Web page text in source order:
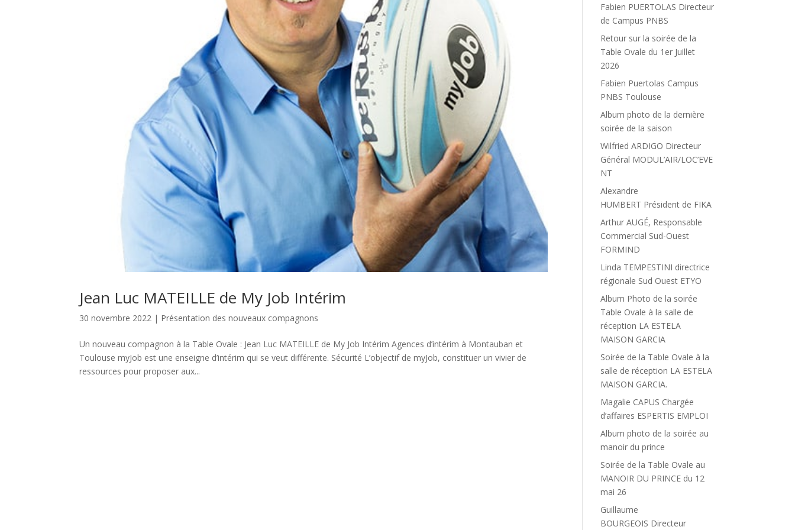
Jean Luc MATEILLE de My Job Intérim
30 novembre 2022 | Présentation des nouveaux compagnons
Un nouveau compagnon à la Table Ovale : Jean Luc MATEILLE de My Job Intérim Agences d’intérim à Montauban et
Toulouse myJob est une enseigne d’intérim qui se veut différente. Sécurité L’objectif de myJob, constituer un vivier de
ressources pour proposer aux...
Fabien PUERTOLAS Directeur
de Campus PNBS
Retour sur la soirée de la
Table Ovale du 1er Juillet
2026
Fabien Puertolas Campus
PNBS Toulouse
Album photo de la dernière
soirée de la saison
Wilfried ARDIGO Directeur
Général MODUL’AIR/LOC’EVE
NT
Alexandre
HUMBERT Président de FIKA
Arthur AUGÉ, Responsable
Commercial Sud-Ouest
FORMIND
Linda TEMPESTINI directrice
régionale Sud Ouest ETYO
Album Photo de la soirée
Table Ovale à la salle de
réception LA ESTELA
MAISON GARCIA
Soirée de la Table Ovale à la
salle de réception LA ESTELA
MAISON GARCIA.
Magalie CAPUS Chargée
d’affaires ESPERTIS EMPLOI
Album photo de la soirée au
manoir du prince
Soirée de la Table Ovale au
MANOIR DU PRINCE du 12
mai 26
Guillaume
BOURGEOIS Directeur